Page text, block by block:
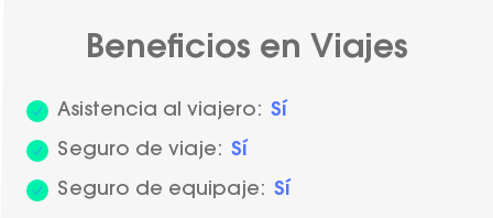
Beneficios en Viajes
Asistencia al viajero: Sí
Seguro de viaje: Sí
Seguro de equipaje: Sí